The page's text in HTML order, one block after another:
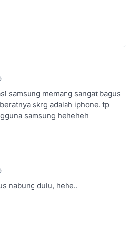
samsung memang sangat bagus
skrg adalah iphone. tp
samsung heheheh
nabung dulu, hehe..